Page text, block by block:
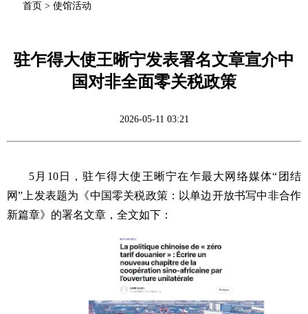
首页 > 使馆活动
驻乍得大使王晰宁发表署名文章宣介中
国对非全面零关税政策
2026-05-11 03:21
5月10日，驻乍得大使王晰宁在乍最大网络媒体“团结
网”上发表题为《中国零关税政策：以单边开放书写中非合作
新篇章》的署名文章，全文如下：